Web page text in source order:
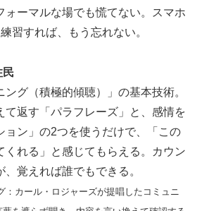
ォーマルな場でも慌てない。スマホ
習すれば、もう忘れない。
民
ング（積極的傾聴）」の基本技術。
て返す「パラフレーズ」と、感情を
ョン」の2つを使うだけで、「この
くれる」と感じてもらえる。カウン
覚えれば誰でもできる。
カール・ロジャーズが提唱したコミュニ